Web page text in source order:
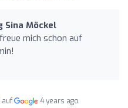
Sina Möckel
mich schon auf
4 years ago